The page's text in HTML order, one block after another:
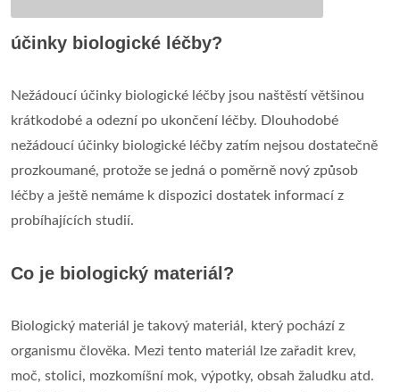
účinky biologické léčby?
Nežádoucí účinky biologické léčby jsou naštěstí většinou
krátkodobé a odezní po ukončení léčby. Dlouhodobé
nežádoucí účinky biologické léčby zatím nejsou dostatečně
prozkoumané, protože se jedná o poměrně nový způsob
léčby a ještě nemáme k dispozici dostatek informací z
probíhajících studií.
Co je biologický materiál?
Biologický materiál je takový materiál, který pochází z
organismu člověka. Mezi tento materiál lze zařadit krev,
moč, stolici, mozkomíšní mok, výpotky, obsah žaludku atd.